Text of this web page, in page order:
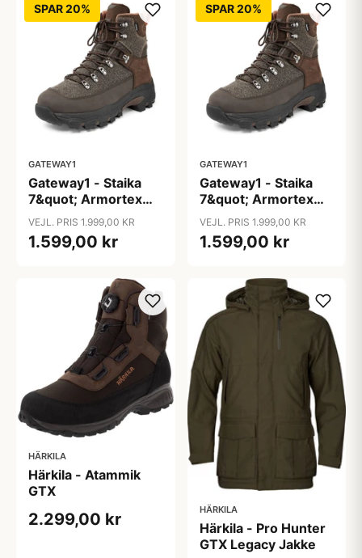
SPAR 20%
GATEWAY1
Gateway1 - Staika
7&quot; Armortex
Kevlar
VEJL. PRIS 1.999,00 KR
1.599,00 kr
SPAR 20%
GATEWAY1
Gateway1 - Staika
7&quot; Armortex
Kevlar
VEJL. PRIS 1.999,00 KR
1.599,00 kr
HÄRKILA
Härkila - Atammik
GTX
2.299,00 kr HÄRKILA
Härkila - Pro Hunter
GTX Legacy Jakke